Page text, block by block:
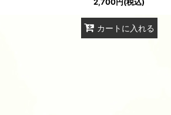
カートに入れる